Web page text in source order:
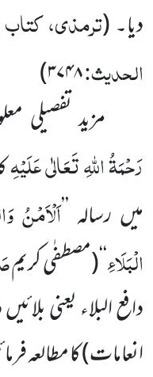
دیا۔(ترمذی، کتاب
الحدیث:۳۷۴۸)
مزید تفصیلی
رَحْمَۃُ اللہِ تَعَالٰی عَلَیْہِ
میں رسالہ ’’اَلْاَمْنُ
الْبَلَاءِ‘‘(مصطفٰی کریم
دافع البلاء یعنی
انعامات)کا مطالعہ